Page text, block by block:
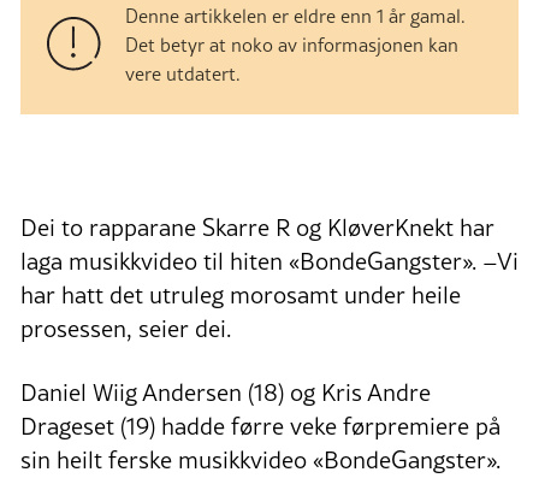
Denne artikkelen er eldre enn 1 år gamal.
Det betyr at noko av informasjonen kan
vere utdatert.
Dei to rapparane Skarre R og KløverKnekt har
laga musikkvideo til hiten «BondeGangster». –Vi
har hatt det utruleg morosamt under heile
prosessen, seier dei.
Daniel Wiig Andersen (18) og Kris Andre
Drageset (19) hadde førre veke førpremiere på
sin heilt ferske musikkvideo «BondeGangster».